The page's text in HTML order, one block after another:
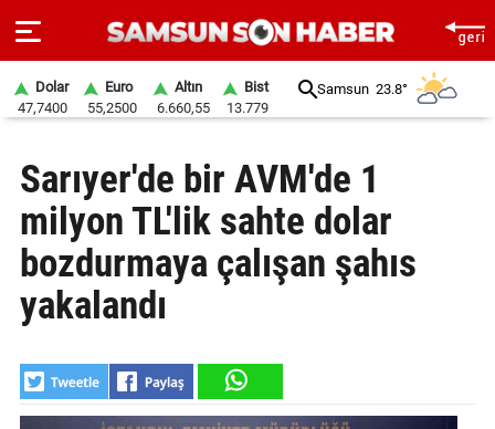
SAYFA
SAMSUN
HABER
SAMSUNSPOR
SİYASET
Dolar
47,7400
Euro
55,2500
Altın
6.660,55
Bist
13.779
Samsun 23.8°
Sarıyer'de bir AVM'de 1
milyon TL'lik sahte dolar
bozdurmaya çalışan şahıs
yakalandı